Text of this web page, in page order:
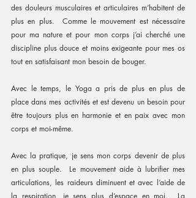
des douleurs musculaires et articulaires m’habitent de
plus en plus.  Comme le mouvement est nécessaire
pour ma nature et pour mon corps j’ai cherché une
discipline plus douce et moins exigeante pour mes os
tout en satisfaisant mon besoin de bouger.
Avec le temps, le Yoga a pris de plus en plus de
place dans mes activités et est devenu un besoin pour
être toujours plus en harmonie et en paix avec mon
corps et moi-même.
Avec la pratique, je sens mon corps devenir de plus
en plus souple.  Le mouvement aide à lubrifier mes
articulations, les raideurs diminuent et avec l’aide de
la respiration, je sens plus d’espace en moi.  La